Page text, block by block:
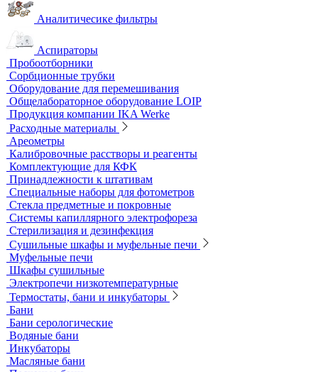
Нагревательные устройства
Колбонагреватели
Нагревательные плиты
Песчаные бани
Оборудование для лабораторий пищевой
промышленности и ветеринарии
Оборудование для отбора проб воздуха
Аналитичесике фильтры
Аспираторы
Пробоотборники
Сорбционные трубки
Оборудование для перемешивания
Общелабораторное оборудование LOIP
Продукция компании IKA Werke
Расходные материалы
Ареометры
Калибровочные расстворы и реагенты
Комплектующие для КФК
Принадлежности к штативам
Специальные наборы для фотометров
Стекла предметные и покровные
Системы капиллярного электрофореза
Стерилизация и дезинфекция